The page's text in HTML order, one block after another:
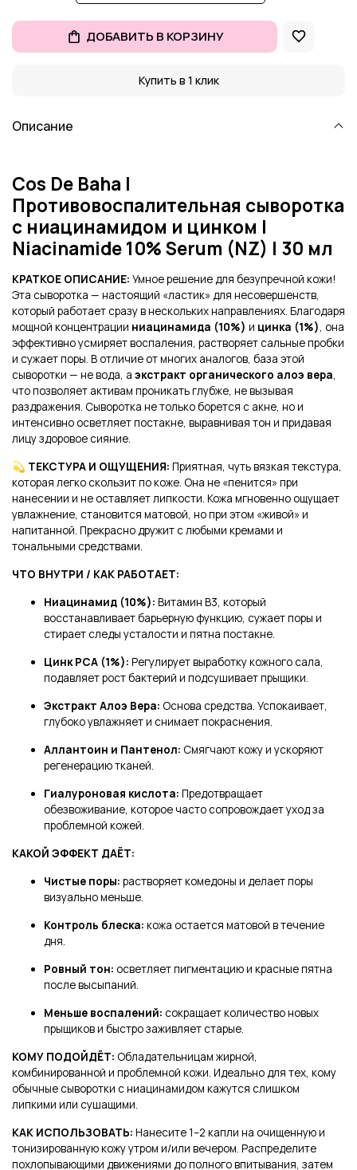
ДОБАВИТЬ В КОРЗИНУ
Купить в 1 клик
Описание
Cos De Baha |
Противовоспалительная сыворотка
с ниацинамидом и цинком |
Niacinamide 10% Serum (NZ) | 30 мл
КРАТКОЕ ОПИСАНИЕ: Умное решение для безупречной кожи!
Эта сыворотка — настоящий «ластик» для несовершенств,
который работает сразу в нескольких направлениях. Благодаря
мощной концентрации ниацинамида (10%) и цинка (1%), она
эффективно усмиряет воспаления, растворяет сальные пробки
и сужает поры. В отличие от многих аналогов, база этой
сыворотки — не вода, а экстракт органического алоэ вера,
что позволяет активам проникать глубже, не вызывая
раздражения. Сыворотка не только борется с акне, но и
интенсивно осветляет постакне, выравнивая тон и придавая
лицу здоровое сияние.
💫 ТЕКСТУРА И ОЩУЩЕНИЯ: Приятная, чуть вязкая текстура,
которая легко скользит по коже. Она не «пенится» при
нанесении и не оставляет липкости. Кожа мгновенно ощущает
увлажнение, становится матовой, но при этом «живой» и
напитанной. Прекрасно дружит с любыми кремами и
тональными средствами.
ЧТО ВНУТРИ / КАК РАБОТАЕТ:
Ниацинамид (10%): Витамин B3, который
восстанавливает барьерную функцию, сужает поры и
стирает следы усталости и пятна постакне.
Цинк PCA (1%): Регулирует выработку кожного сала,
подавляет рост бактерий и подсушивает прыщики.
Экстракт Алоэ Вера: Основа средства. Успокаивает,
глубоко увлажняет и снимает покраснения.
Аллантоин и Пантенол: Смягчают кожу и ускоряют
регенерацию тканей.
Гиалуроновая кислота: Предотвращает
обезвоживание, которое часто сопровождает уход за
проблемной кожей.
КАКОЙ ЭФФЕКТ ДАЁТ:
Чистые поры: растворяет комедоны и делает поры
визуально меньше.
Контроль блеска: кожа остается матовой в течение
дня.
Ровный тон: осветляет пигментацию и красные пятна
после высыпаний.
Меньше воспалений: сокращает количество новых
прыщиков и быстро заживляет старые.
КОМУ ПОДОЙДЁТ: Обладательницам жирной,
комбинированной и проблемной кожи. Идеально для тех, кому
обычные сыворотки с ниацинамидом кажутся слишком
липкими или сушащими.
КАК ИСПОЛЬЗОВАТЬ: Нанесите 1–2 капли на очищенную и
тонизированную кожу утром и/или вечером. Распределите
похлопывающими движениями до полного впитывания, затем